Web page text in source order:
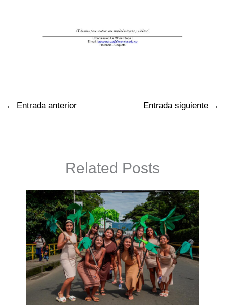
← Entrada anterior Entrada siguiente →
Related Posts